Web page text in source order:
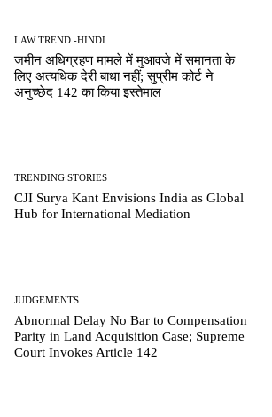
LAW TREND -HINDI
जमीन अधिग्रहण मामले में मुआवजे में समानता के
लिए अत्यधिक देरी बाधा नहीं; सुप्रीम कोर्ट ने
अनुच्छेद 142 का किया इस्तेमाल
TRENDING STORIES
CJI Surya Kant Envisions India as Global
Hub for International Mediation
JUDGEMENTS
Abnormal Delay No Bar to Compensation
Parity in Land Acquisition Case; Supreme
Court Invokes Article 142